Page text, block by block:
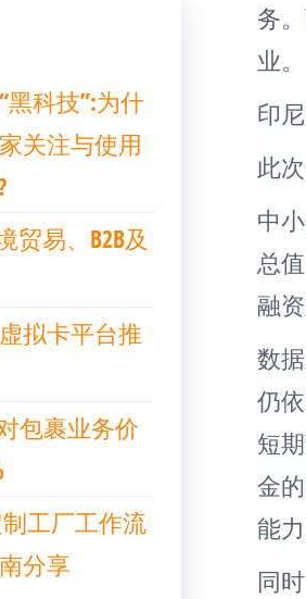
务
业。
印
此
中
总
融
数
仍
短
金
能力
同
黑科技”:为什
关注与使用
贸易、B2B及
拟卡平台推
包裹业务价
工厂工作流
分享